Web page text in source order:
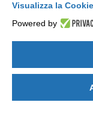
Visualizza la
Powered by